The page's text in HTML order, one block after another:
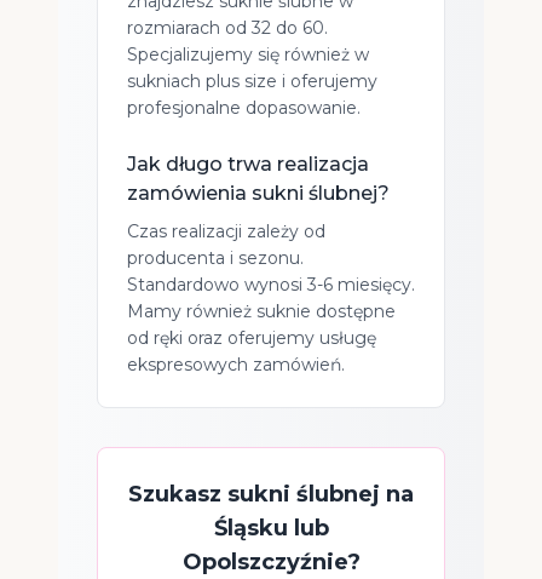
rozmiarach od 32 do 60.
Specjalizujemy się również w
sukniach plus size i oferujemy
profesjonalne dopasowanie.
Jak długo trwa realizacja
zamówienia sukni ślubnej?
Czas realizacji zależy od
producenta i sezonu.
Standardowo wynosi 3-6 miesięcy.
Mamy również suknie dostępne
od ręki oraz oferujemy usługę
ekspresowych zamówień.
Szukasz sukni ślubnej na
Śląsku lub
Opolszczyźnie?